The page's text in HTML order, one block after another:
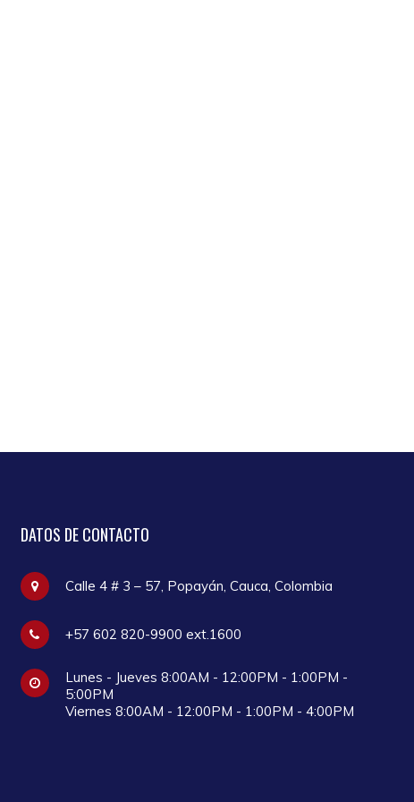
DATOS DE CONTACTO
Calle 4 # 3 – 57, Popayán, Cauca, Colombia
+57 602 820-9900 ext.1600
Lunes - Jueves 8:00AM - 12:00PM - 1:00PM -
5:00PM
Viernes 8:00AM - 12:00PM - 1:00PM - 4:00PM